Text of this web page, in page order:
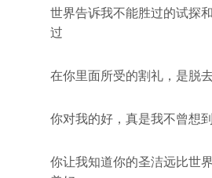
世界告诉我不能胜过的试探
过
在你里面所受的割礼，是脱
你对我的好，真是我不曾想到
你让我知道你的圣洁远比世